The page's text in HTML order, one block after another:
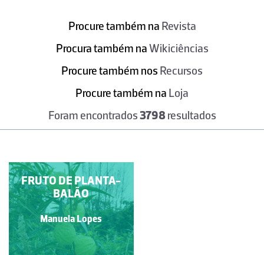
Procure também na Revista
Procura também naWikiciências
Procure também nos Recursos
Procure também na Loja
Foram encontrados3798 resultados
FLOR DE MARACUJÁ-
BANANA
Manuela Lopes
FRUTO DE PLANTA-
BALÃO
Manuela Lopes